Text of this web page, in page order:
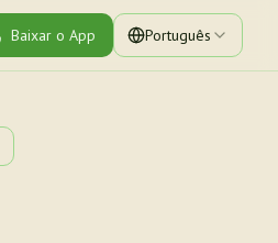
Baixar o App Português